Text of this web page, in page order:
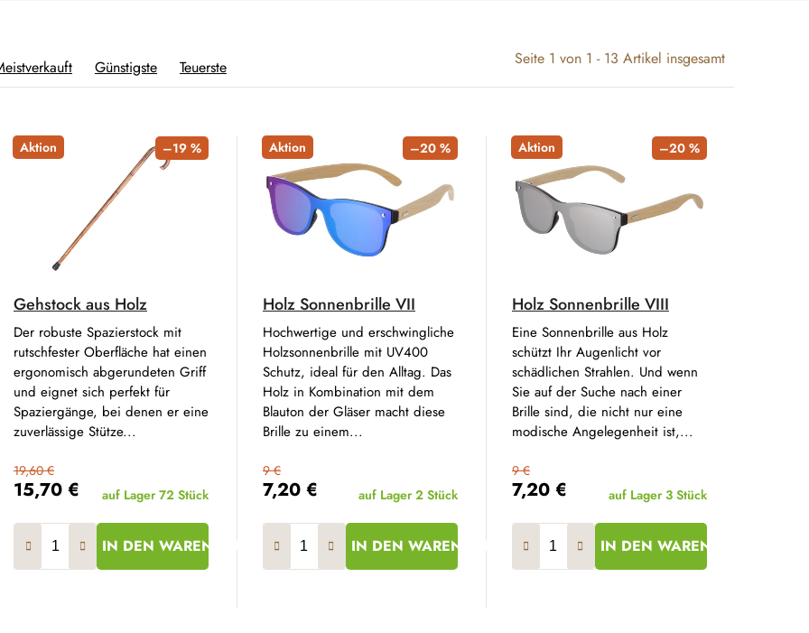
Seite 1 von 1 - 13 Artikel insgesamt
Günstigste Teuerste
Aktion –19 %
Gehstock aus Holz
15,70 €
19,60 €
auf Lager 72 Stück
IN DEN WARENKORB
Der robuste Spazierstock mit
rutschfester Oberfläche hat einen
ergonomisch abgerundeten Griff
und eignet sich perfekt für
Spaziergänge, bei denen er eine
zuverlässige Stütze...
Aktion –20 %
Holz Sonnenbrille VII
7,20 €
9 €
auf Lager 2 Stück
IN DEN WARENKORB
Hochwertige und erschwingliche
Holzsonnenbrille mit UV400
Schutz, ideal für den Alltag. Das
Holz in Kombination mit dem
Blauton der Gläser macht diese
Brille zu einem...
Aktion –20 %
Holz Sonnenbrille VIII
7,20 €
9 €
auf Lager 3 Stück
IN DEN WARENKORB
Eine Sonnenbrille aus Holz
schützt Ihr Augenlicht vor
schädlichen Strahlen. Und wenn
Sie auf der Suche nach einer
Brille sind, die nicht nur eine
modische Angelegenheit ist,...